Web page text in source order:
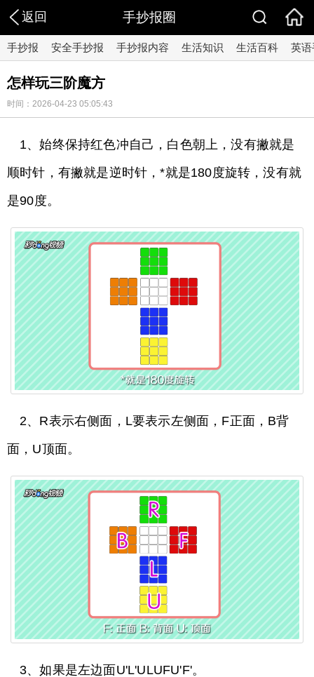
返回 手抄报圈
手抄报 安全手抄报 手抄报内容 生活知识 生活百科 英
怎样玩三阶魔方
时间：2026-04-23 05:05:43
1、始终保持红色冲自己，白色朝上，没有撇就是
顺时针，有撇就是逆时针，*就是180度旋转，没有就
是90度。
2、R表示右侧面，L要表示左侧面，F正面，B背
面，U顶面。
3、如果是左边面U'L'ULUFU'F'。